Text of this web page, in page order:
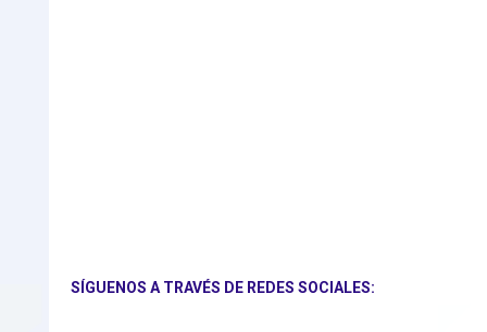
SÍGUENOS A TRAVÉS DE REDES SOCIALES: